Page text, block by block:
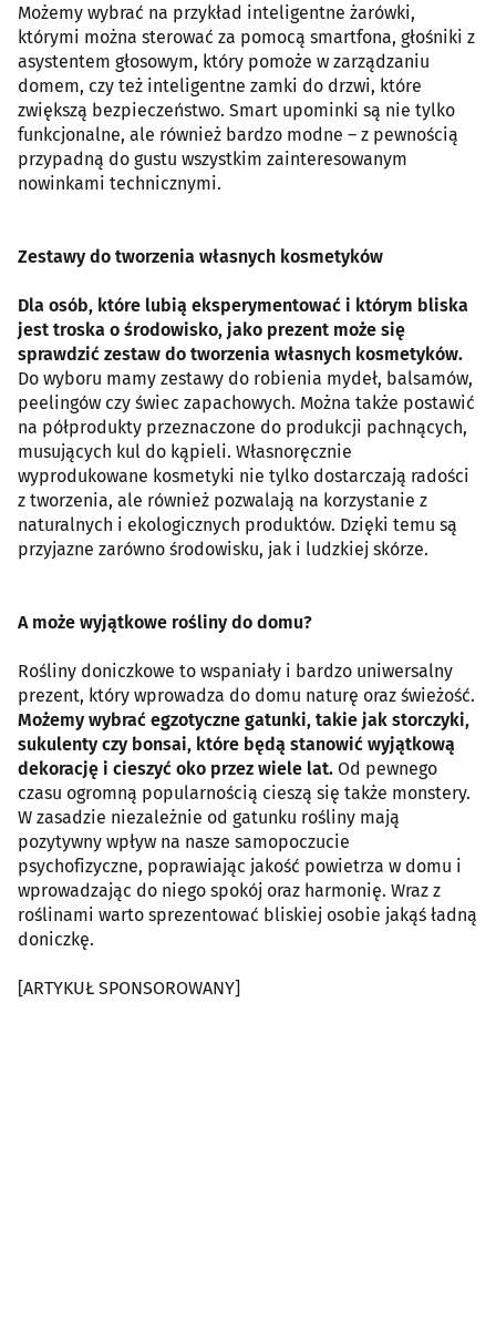
Możemy wybrać na przykład inteligentne żarówki,
którymi można sterować za pomocą smartfona, głośniki z
asystentem głosowym, który pomoże w zarządzaniu
domem, czy też inteligentne zamki do drzwi, które
zwiększą bezpieczeństwo. Smart upominki są nie tylko
funkcjonalne, ale również bardzo modne – z pewnością
przypadną do gustu wszystkim zainteresowanym
nowinkami technicznymi.
Zestawy do tworzenia własnych kosmetyków
Dla osób, które lubią eksperymentować i którym bliska
jest troska o środowisko, jako prezent może się
sprawdzić zestaw do tworzenia własnych kosmetyków.
Do wyboru mamy zestawy do robienia mydeł, balsamów,
peelingów czy świec zapachowych. Można także postawić
na półprodukty przeznaczone do produkcji pachnących,
musujących kul do kąpieli. Własnoręcznie
wyprodukowane kosmetyki nie tylko dostarczają radości
z tworzenia, ale również pozwalają na korzystanie z
naturalnych i ekologicznych produktów. Dzięki temu są
przyjazne zarówno środowisku, jak i ludzkiej skórze.
A może wyjątkowe rośliny do domu?
Rośliny doniczkowe to wspaniały i bardzo uniwersalny
prezent, który wprowadza do domu naturę oraz świeżość.
Możemy wybrać egzotyczne gatunki, takie jak storczyki,
sukulenty czy bonsai, które będą stanowić wyjątkową
dekorację i cieszyć oko przez wiele lat. Od pewnego
czasu ogromną popularnością cieszą się także monstery.
W zasadzie niezależnie od gatunku rośliny mają
pozytywny wpływ na nasze samopoczucie
psychofizyczne, poprawiając jakość powietrza w domu i
wprowadzając do niego spokój oraz harmonię. Wraz z
roślinami warto sprezentować bliskiej osobie jakąś ładną
doniczkę.
[ARTYKUŁ SPONSOROWANY]